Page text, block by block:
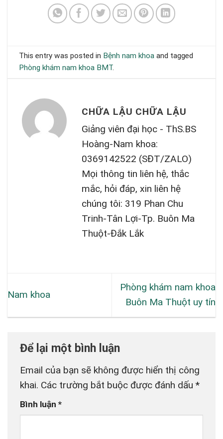
This entry was posted in Bệnh nam khoa and tagged
Phòng khám nam khoa BMT.
CHỮA LẬU CHỮA LẬU
Giảng viên đại học - ThS.BS
Hoàng-Nam khoa:
0369142522 (SĐT/ZALO)
Mọi thông tin liên hệ, thắc
mắc, hỏi đáp, xin liên hệ
chúng tôi: 319 Phan Chu
Trinh-Tân Lợi-Tp. Buôn Ma
Thuột-Đắk Lắk
Nam khoa
Phòng khám nam khoa
Buôn Ma Thuột uy tín
Để lại một bình luận
Email của bạn sẽ không được hiển thị công
khai. Các trường bắt buộc được đánh dấu *
Bình luận *